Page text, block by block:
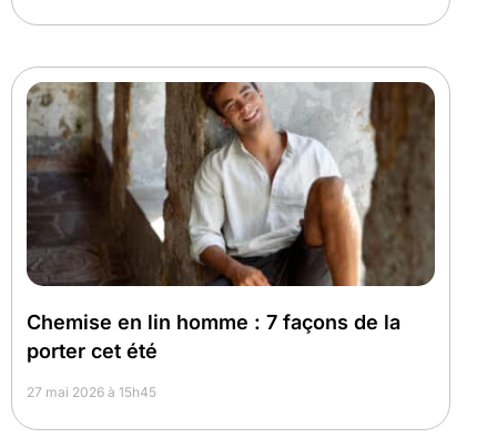
Chemise en lin homme : 7 façons de la
porter cet été
27 mai 2026 à 15h45